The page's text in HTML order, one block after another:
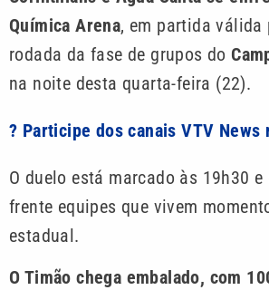
Química Arena, em partida válida
rodada da fase de grupos do
na noite desta quarta-feira (22).
? Participe dos canais VTV News
O duelo está marcado às 19h30
frente equipes que vivem
estadual.
O Timão chega embalado, com